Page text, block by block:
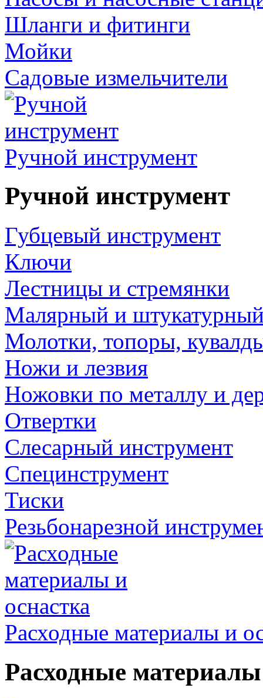
Шланги и фитинги
Мойки
Садовые измельчители
Ручной инструмент
Ручной инструмент
Губцевый инструмент
Ключи
Лестницы и стремянки
Малярный и
Молотки, топоры,
Ножи и лезвия
Ножовки по металлу и
Отвертки
Слесарный инструмент
Специнструмент
Тиски
Резьбонарезной
Расходные материалы и
Расходные